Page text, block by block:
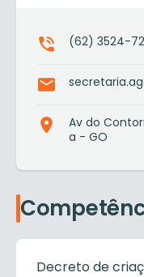
(62) 3524-
Av do
a - GO
Decreto de